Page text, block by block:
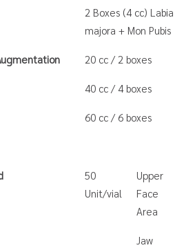
2 Boxes (4 cc) Labia
majora + Mon Pubis
20 cc / 2 boxes
40 cc / 4 boxes
60 cc / 6 boxes
50
Unit/vial
Upper
Face
Area
Jaw